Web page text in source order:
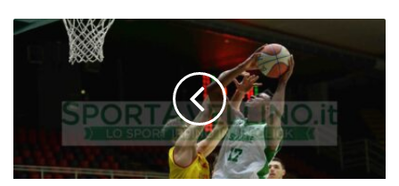
Scandone
sotto
le